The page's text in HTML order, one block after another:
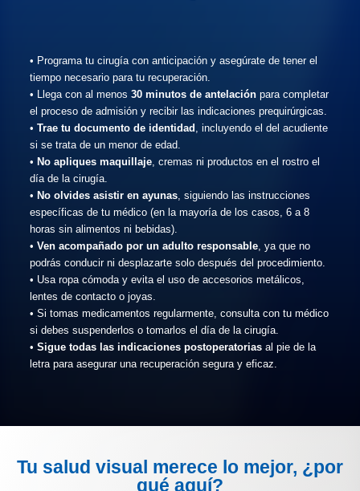
• Programa tu cirugía con anticipación y asegúrate de tener el
tiempo necesario para tu recuperación.
• Llega con al menos 30 minutos de antelación para completar
el proceso de admisión y recibir las indicaciones prequirúrgicas.
• Trae tu documento de identidad , incluyendo el del acudiente
si se trata de un menor de edad.
• No apliques maquillaje, cremas ni productos en el rostro el
día de la cirugía.
• No olvides asistir en ayunas, siguiendo las instrucciones
específicas de tu médico (en la mayoría de los casos, 6 a 8
horas sin alimentos ni bebidas).
• Ven acompañado por un adulto responsable, ya que no
podrás conducir ni desplazarte solo después del procedimiento.
• Usa ropa cómoda y evita el uso de accesorios metálicos,
lentes de contacto o joyas.
• Si tomas medicamentos regularmente, consulta con tu médico
si debes suspenderlos o tomarlos el día de la cirugía.
• Sigue todas las indicaciones postoperatorias al pie de la
letra para asegurar una recuperación segura y eficaz.
Tu salud visual merece lo mejor, ¿por
qué aquí?